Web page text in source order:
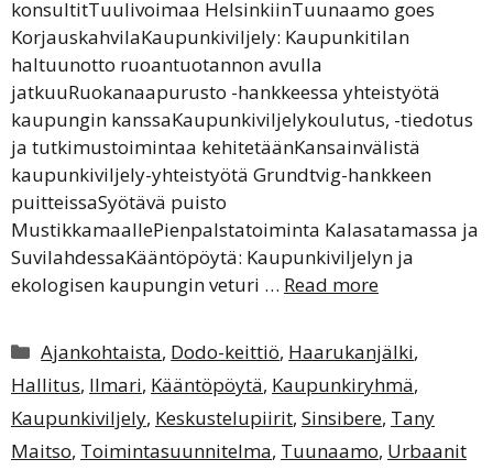
konsultitTuulivoimaa HelsinkiinTuunaamo goes
KorjauskahvilaKaupunkiviljely: Kaupunkitilan
haltuunotto ruoantuotannon avulla
jatkuuRuokanaapurusto -hankkeessa yhteistyötä
kaupungin kanssaKaupunkiviljelykoulutus, -tiedotus
ja tutkimustoimintaa kehitetäänKansainvälistä
kaupunkiviljely-yhteistyötä Grundtvig-hankkeen
puitteissaSyötävä puisto
MustikkamaallePienpalstatoiminta Kalasatamassa ja
SuvilahdessaKääntöpöytä: Kaupunkiviljelyn ja
ekologisen kaupungin veturi … Read more
Kategoriat
Ajankohtaista, Dodo-keittiö, Haarukanjälki,
Hallitus, Ilmari, Kääntöpöytä, Kaupunkiryhmä,
Kaupunkiviljely, Keskustelupiirit, Sinsibere, Tany
Maitso, Toimintasuunnitelma, Tuunaamo, Urbaanit